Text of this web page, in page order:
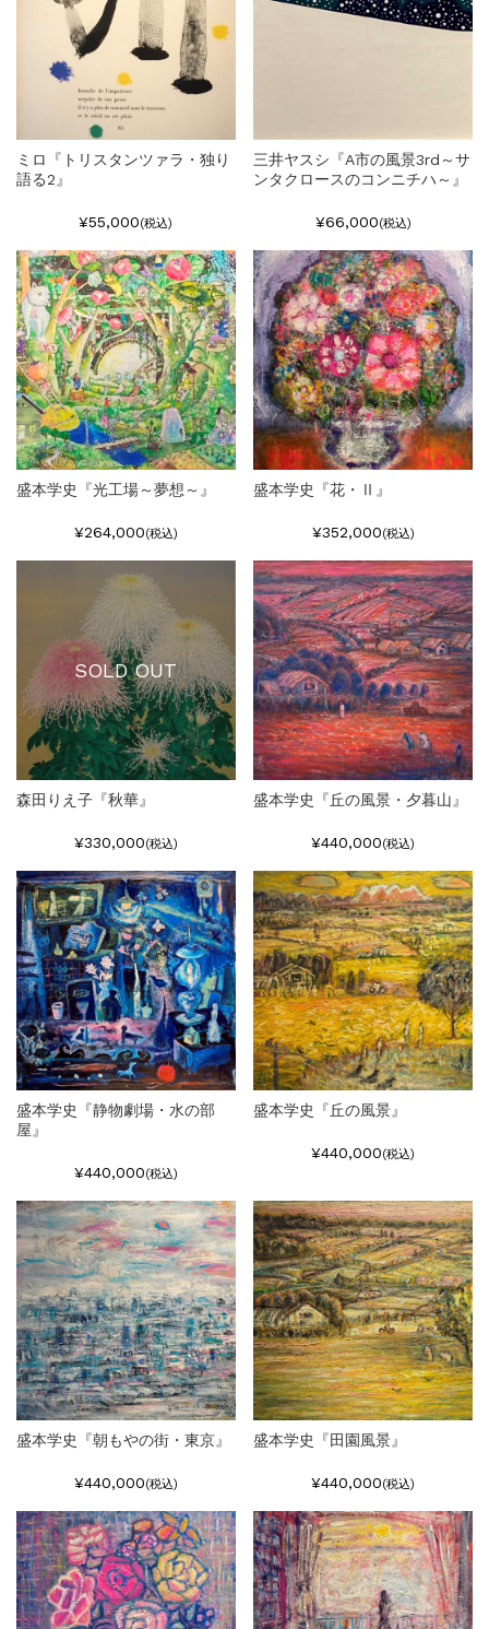
ミロ『トリスタンツァラ・独り
語る2』
¥55,000(税込)
三井ヤスシ『A市の風景3rd～サ
ンタクロースのコンニチハ～』
¥66,000(税込)
盛本学史『光工場～夢想～』
¥264,000(税込)
盛本学史『花・Ⅱ』
¥352,000(税込)
SOLD OUT
森田りえ子『秋華』
¥330,000(税込)
盛本学史『丘の風景・夕暮山』
¥440,000(税込)
盛本学史『静物劇場・水の部
屋』
¥440,000(税込)
盛本学史『丘の風景』
¥440,000(税込)
盛本学史『朝もやの街・東京』
¥440,000(税込)
盛本学史『田園風景』
¥440,000(税込)